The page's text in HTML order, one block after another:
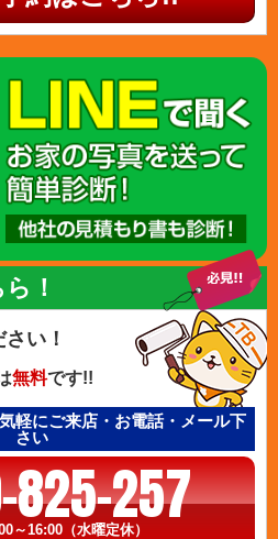
！
い！
無料です!!
軽にご来店・お電話・メール下
さい
825-257
～16:00（水曜定休）